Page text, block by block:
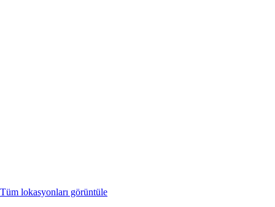
Tüm lokasyonları görüntüle